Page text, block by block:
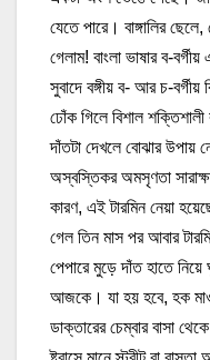
যেতে পারে। বাঙ্গালির
গেলাম! বাংলা ভাষার ব-
সুবাদে বঙ্গীয় ব- আর চ-
ঢোঁক গিলে বিশাল শক্তিশালী
দাঁতটা দেখলে বোঝার
অস্বস্তিকর অমসৃণতা
কারণ, এই টারমিন নেয়া
গেল তিন মাস পর আবার
পেপারে মুড়ে দাঁত হাতে
আজকে। যা হয় হবে, হক
ডাক্তারের চেম্বার বাসা